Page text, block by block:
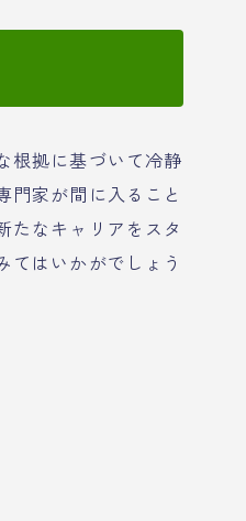
根拠に基づいて冷静
門家が間に入ること
たなキャリアをスタ
はいかがでしょう